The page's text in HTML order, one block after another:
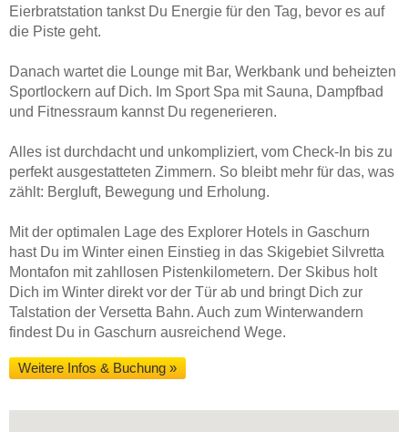
Eierbratstation tankst Du Energie für den Tag, bevor es auf
die Piste geht.
Danach wartet die Lounge mit Bar, Werkbank und beheizten
Sportlockern auf Dich. Im Sport Spa mit Sauna, Dampfbad
und Fitnessraum kannst Du regenerieren.
Alles ist durchdacht und unkompliziert, vom Check-In bis zu
perfekt ausgestatteten Zimmern. So bleibt mehr für das, was
zählt: Bergluft, Bewegung und Erholung.
Mit der optimalen Lage des Explorer Hotels in Gaschurn
hast Du im Winter einen Einstieg in das Skigebiet Silvretta
Montafon mit zahllosen Pistenkilometern. Der Skibus holt
Dich im Winter direkt vor der Tür ab und bringt Dich zur
Talstation der Versetta Bahn. Auch zum Winterwandern
findest Du in Gaschurn ausreichend Wege.
Weitere Infos & Buchung »